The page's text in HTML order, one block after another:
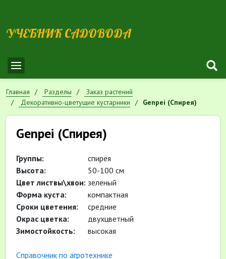
УЧЕБНИК САДОВОДА
Главная Разделы
Заказ растений
Декоративно-цветущие кустарники
Genpei (Спирея)
Genpei (Спирея)
Группы:
спирея
Высота:
50-100 см
Цвет листвы\хвои: зеленый
Форма куста:
компактная
Сроки цветения:
средние
Окрас цветка:
двухцветный
Зимостойкость:
высокая
Cправочник по агротехнике